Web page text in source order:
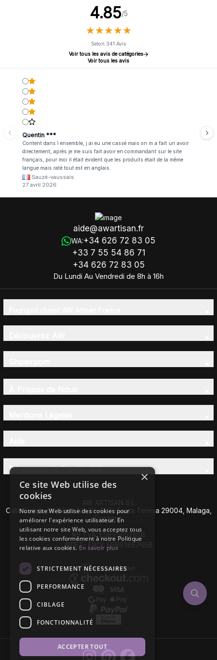
4.85/5
★★★★★
★★★★★
Selon 341 Avis
Voir tous les avis de catégories
Voir tous les avis
Quentin ***
Content dans l ensemble, j ai eu une cassé mais on m a fait un avoir
directement, après je me suis fait avoir en commandant sur le site
français, pour moi il était évident que les produits était de la même
langue mais raté tout est en anglais.
Sauzé-vaussais
27 avril 2026
aide@awartisan.fr
WA:+34 626 72 83 05
+33 7 55 54 86 71
+34 626 72 83 05
Du Lundi Au Vendredi de 8h à 16h
Découvrez la Famille AW
AW ARTISAN S.L
Calle Caleta de Vélez Nº 39-41 P.I Santa Teresa 29004, Malaga,
Espagne
Nº TVA: ESB93657658
SIRET- EROI: ESB93657658
×
Ce site Web utilise des
cookies
Notre site Web utilise des cookies pour
améliorer l'expérience utilisateur. En
utilisant notre site Web, vous acceptez tous
les cookies conformément à notre Politique
relative aux cookies.En savoir plus
STRICTEMENT NÉCESSAIRES
PERFORMANCE
CIBLAGE
FONCTIONNALITÉ
ACCEPTER TOUT